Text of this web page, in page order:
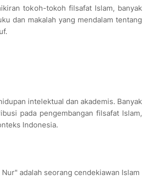
tokoh-tokoh filsafat Islam, banyak
dan makalah yang mendalam tentang
intelektual dan akademis. Banyak
pada pengembangan filsafat Islam,
Indonesia.
adalah seorang cendekiawan Islam